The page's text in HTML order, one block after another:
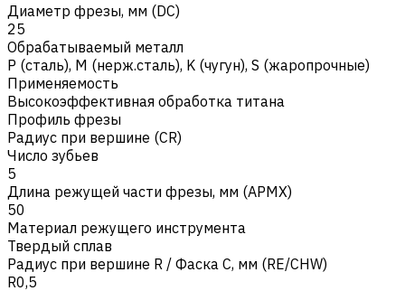
Диаметр фрезы, мм (DC)
25
Обрабатываемый металл
Р (сталь), M (нерж.сталь), K (чугун), S (жаропрочные)
Применяемость
Высокоэффективная обработка титана
Профиль фрезы
Радиус при вершине (CR)
Число зубьев
5
Длина режущей части фрезы, мм (APMX)
50
Материал режущего инструмента
Твердый сплав
Радиус при вершине R / Фаска C, мм (RE/CHW)
R0,5